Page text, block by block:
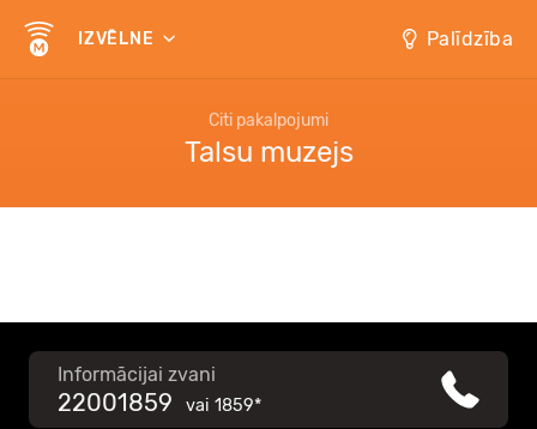
IZVĒLNE Palīdzība
Citi pakalpojumi
Talsu muzejs
Informācijai zvani
22001859 vai 1859*